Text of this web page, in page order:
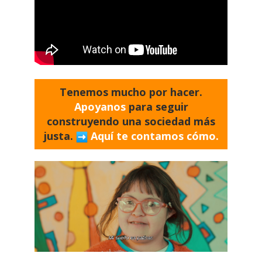
Tenemos mucho por hacer.
Apoyanos para seguir
construyendo una sociedad más
justa.
Aquí te contamos cómo.